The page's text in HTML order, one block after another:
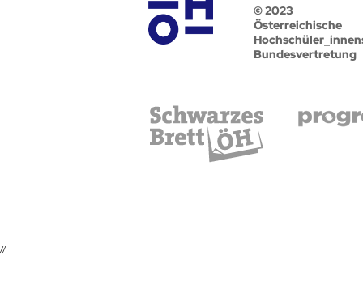
© 2023
Österreichische
Bundesvertretung
//